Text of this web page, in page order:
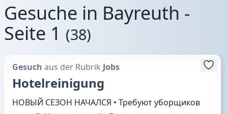
Gesuche in Bayreuth -
Seite 1 (38)
Gesuch aus der Rubrik Jobs
Hotelreinigung
НОВЫЙ СЕЗОН НАЧАЛСЯ • Требуют уборщиков